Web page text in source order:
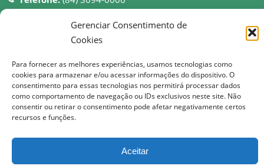
Gerenciar Consentimento de
Cookies
Para fornecer as melhores experiências, usamos tecnologias como
cookies para armazenar e/ou acessar informações do dispositivo. O
consentimento para essas tecnologias nos permitirá processar dados
como comportamento de navegação ou IDs exclusivos neste site. Não
consentir ou retirar o consentimento pode afetar negativamente certos
recursos e funções.
Aceitar
http://montedasgameleiras.rn.gov.br
© Copyright 2017 Prefeitura Municipal de Monte das Gameleiras | Todos os